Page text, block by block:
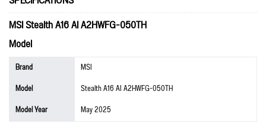
MSI Stealth A16 AI A2HWFG-050TH
Model
Brand
MSI
Model
Stealth A16 AI A2HWFG-050TH
Model Year
May 2025